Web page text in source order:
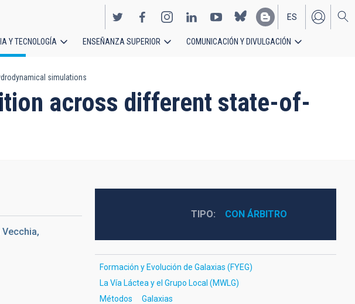
EN
ES
Y TECNOLOGÍA ENSEÑANZA SUPERIOR COMUNICACIÓN Y DIVULGACIÓN
simulations
across different state-of-
TIPO CON ÁRBITRO
Formación y Evolución de Galaxias (FYEG)
La Vía Láctea y el Grupo Local (MWLG)
Métodos
Galaxias